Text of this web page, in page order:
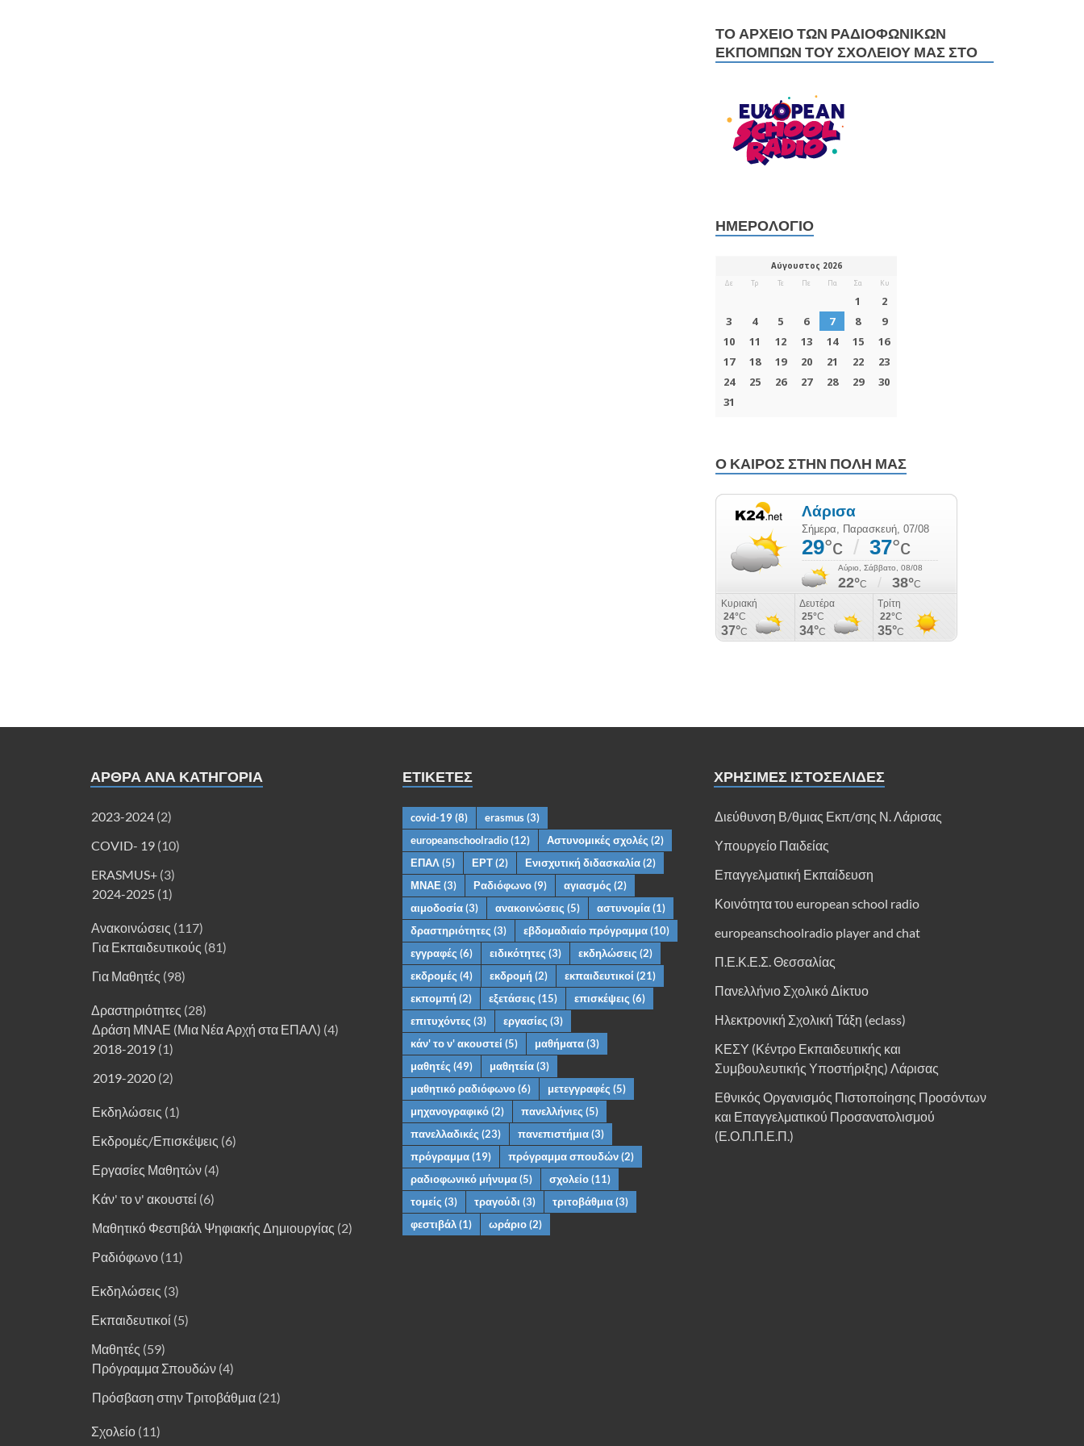
ΤΟ ΑΡΧΕΊΟ ΤΩΝ ΡΑΔΙΟΦΩΝΙΚΏΝ
ΕΚΠΟΜΠΏΝ ΤΟΥ ΣΧΟΛΕΊΟΥ ΜΑΣ ΣΤΟ
ΗΜΕΡΟΛΌΓΙΟ
Ο ΚΑΙΡΌΣ ΣΤΗΝ ΠΌΛΗ ΜΑΣ
ΑΡΘΡΑ ΑΝΑ ΚΑΤΗΓΟΡΊΑ
2023-2024 (2)
COVID- 19 (10)
ERASMUS+ (3)
2024-2025 (1)
Ανακοινώσεις (117)
Για Εκπαιδευτικούς (81)
Για Μαθητές (98)
Δραστηριότητες (28)
Δράση ΜΝΑΕ (Μια Νέα Αρχή στα ΕΠΑΛ) (4)
2018-2019 (1)
2019-2020 (2)
Εκδηλώσεις (1)
Εκδρομές/Επισκέψεις (6)
Εργασίες Μαθητών (4)
Κάν' το ν' ακουστεί (6)
Μαθητικό Φεστιβάλ Ψηφιακής Δημιουργίας (2)
Ραδιόφωνο (11)
Εκδηλώσεις (3)
Εκπαιδευτικοί (5)
Μαθητές (59)
Πρόγραμμα Σπουδών (4)
Πρόσβαση στην Τριτοβάθμια (21)
Σχολείο (11)
ΕΤΙΚΈΤΕΣ
covid-19(8) erasmus(3)
europeanschoolradio(12) Αστυνομικές σχολές (2)
ΕΠΑΛ (5) ΕΡΤ(2) Ενισχυτική διδασκαλία(2)
ΜΝΑΕ (3) Ραδιόφωνο(9) αγιασμός (2)
αιμοδοσία(3) ανακοινώσεις (5) αστυνομία(1)
δραστηριότητες (3) εβδομαδιαίο πρόγραμμα(10)
εγγραφές (6) ειδικότητες (3) εκδηλώσεις (2)
εκδρομές (4) εκδρομή(2) εκπαιδευτικοί (21)
εκπομπή(2) εξετάσεις (15) επισκέψεις (6)
επιτυχόντες (3) εργασίες (3)
κάν' το ν' ακουστεί (5) μαθήματα(3)
μαθητές (49) μαθητεία(3)
μαθητικό ραδιόφωνο(6) μετεγγραφές (5)
μηχανογραφικό(2) πανελλήνιες (5)
πανελλαδικές (23) πανεπιστήμια(3)
πρόγραμμα(19) πρόγραμμα σπουδών(2)
ραδιοφωνικό μήνυμα(5) σχολείο(11)
τομείς (3) τραγούδι (3) τριτοβάθμια(3)
φεστιβάλ(1) ωράριο(2)
ΧΡΗΣΙΜΕΣ ΙΣΤΟΣΕΛΙΔΕΣ
Διεύθυνση Β/θμιας Εκπ/σης Ν. Λάρισας
Υπουργείο Παιδείας
Επαγγελματική Εκπαίδευση
Κοινότητα του european school radio
europeanschoolradio player and chat
Π.Ε.Κ.Ε.Σ. Θεσσαλίας
Πανελλήνιο Σχολικό Δίκτυο
Ηλεκτρονική Σχολική Τάξη (eclass)
ΚΕΣΥ (Κέντρο Εκπαιδευτικής και
Συμβουλευτικής Υποστήριξης) Λάρισας
Εθνικός Οργανισμός Πιστοποίησης Προσόντων
και Επαγγελματικού Προσανατολισμού
(Ε.Ο.Π.Π.Ε.Π.)